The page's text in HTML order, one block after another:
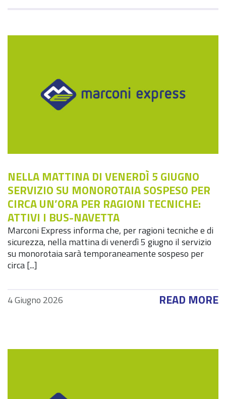
NELLA MATTINA DI VENERDÌ 5 GIUGNO
SERVIZIO SU MONOROTAIA SOSPESO PER
CIRCA UN’ORA PER RAGIONI TECNICHE:
ATTIVI I BUS-NAVETTA
Marconi Express informa che, per ragioni tecniche e di
sicurezza, nella mattina di venerdì 5 giugno il servizio
su monorotaia sarà temporaneamente sospeso per
circa [...]
4 Giugno 2026 READ MORE